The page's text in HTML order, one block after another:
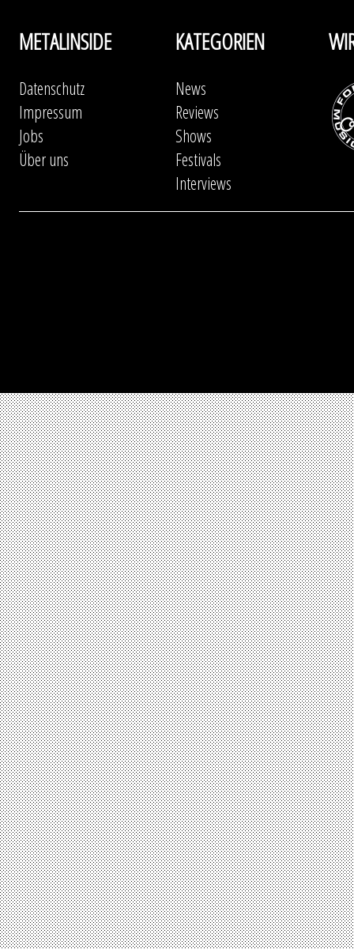
METALINSIDE
Datenschutz
Impressum
Jobs
Über uns
KATEGORIEN
News
Reviews
Shows
Festivals
Interviews